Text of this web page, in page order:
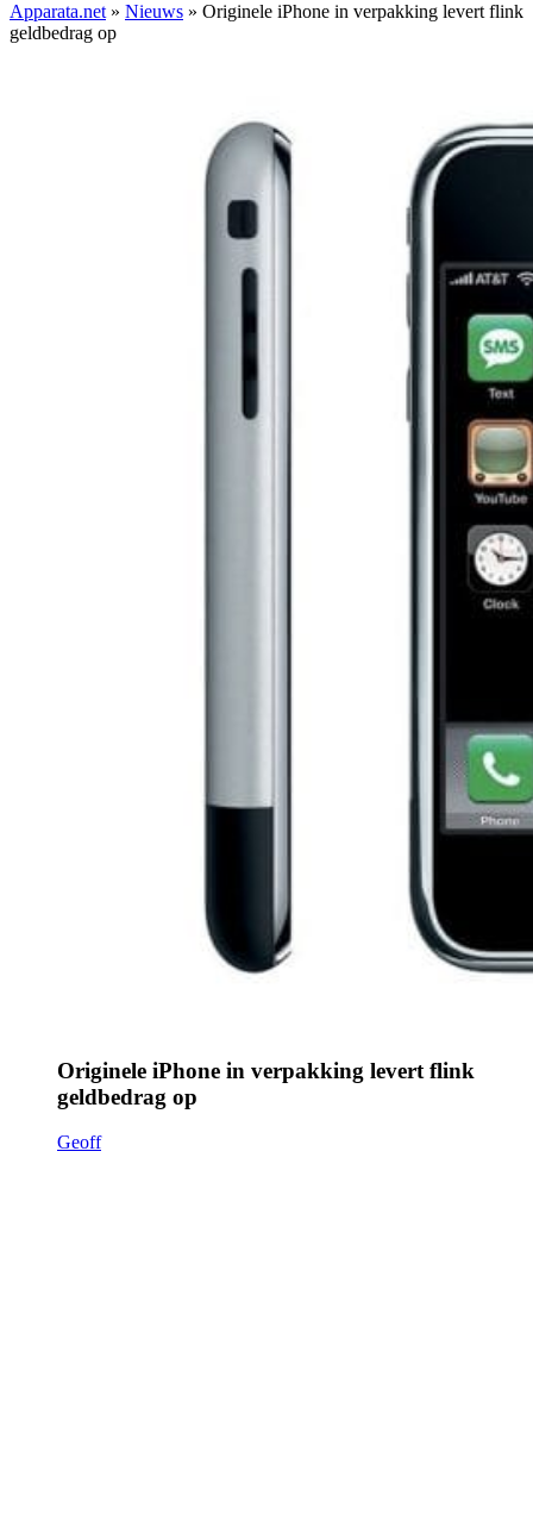
Apparata.net » Nieuws » Originele iPhone in verpakking levert flink
geldbedrag op
Originele iPhone in verpakking levert flink
geldbedrag op
Geoff